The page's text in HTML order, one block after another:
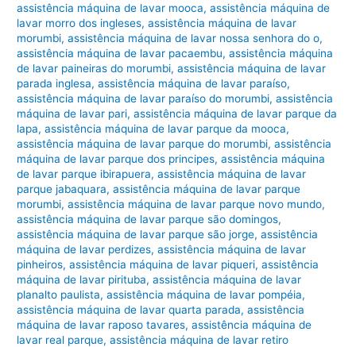
assistência máquina de lavar mooca,assistência máquina de
lavar morro dos ingleses,assistência máquina de lavar
morumbi,assistência máquina de lavar nossa senhora do o,
assistência máquina de lavar pacaembu,assistência máquina
de lavar paineiras do morumbi,assistência máquina de lavar
parada inglesa,assistência máquina de lavar paraíso,
assistência máquina de lavar paraíso do morumbi,assistência
máquina de lavar pari,assistência máquina de lavar parque da
lapa,assistência máquina de lavar parque da mooca,
assistência máquina de lavar parque do morumbi,assistência
máquina de lavar parque dos principes,assistência máquina
de lavar parque ibirapuera,assistência máquina de lavar
parque jabaquara,assistência máquina de lavar parque
morumbi,assistência máquina de lavar parque novo mundo,
assistência máquina de lavar parque são domingos,
assistência máquina de lavar parque são jorge,assistência
máquina de lavar perdizes,assistência máquina de lavar
pinheiros,assistência máquina de lavar piqueri,assistência
máquina de lavar pirituba,assistência máquina de lavar
planalto paulista,assistência máquina de lavar pompéia,
assistência máquina de lavar quarta parada,assistência
máquina de lavar raposo tavares,assistência máquina de
lavar real parque,assistência máquina de lavar retiro